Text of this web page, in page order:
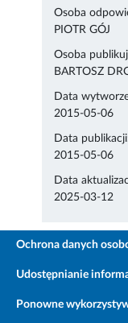
Osoba
PIOTR GÓJ
Osoba
BARTOSZ
Data
2015-05-06
Data
2015-05-06
Data
2025-03-12
Ochrona danych
Udostępnianie
Ponowne